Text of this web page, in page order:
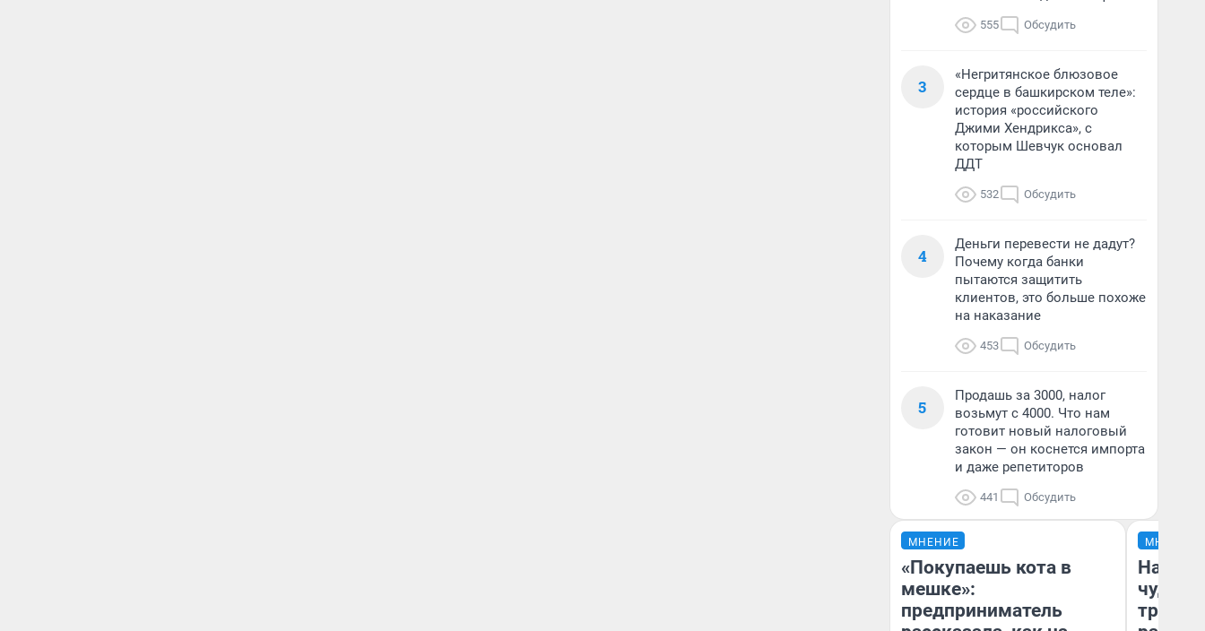
555 Обсудить
3
«Негритянское блюзовое
сердце в башкирском теле»:
история «российского
Джими Хендрикса», с
которым Шевчук основал
ДДТ
532 Обсудить
4
Деньги перевести не дадут?
Почему когда банки
пытаются защитить
клиентов, это больше похоже
на наказание
453 Обсудить
5
Продашь за 3000, налог
возьмут с 4000. Что нам
готовит новый налоговый
закон — он коснется импорта
и даже репетиторов
441 Обсудить
МНЕНИЕ
«Покупаешь кота в
мешке»:
предприниматель
МНЕНИЕ
чудом